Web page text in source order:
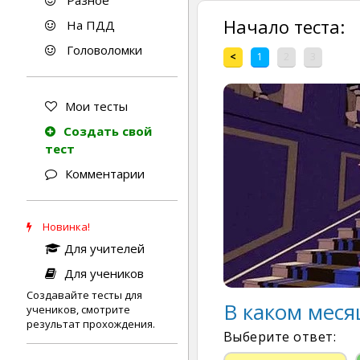
На ПДД
Головоломки
Мои тесты
Создать свой
тест
Комментарии
Новинка!
Для учителей
Для учеников
Создавайте тесты для
учеников, смотрите
результат прохождения.
Начало теста:
< 1
В каком
Выберите ответ: